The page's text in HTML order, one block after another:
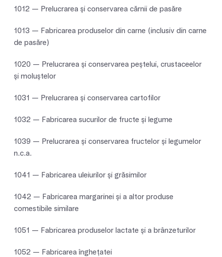
1012 — Prelucrarea şi conservarea cărnii de pasăre
1013 — Fabricarea produselor din carne (inclusiv din carne
de pasăre)
1020 — Prelucrarea şi conservarea peştelui, crustaceelor
şi moluştelor
1031 — Prelucrarea şi conservarea cartofilor
1032 — Fabricarea sucurilor de fructe şi legume
1039 — Prelucrarea şi conservarea fructelor şi legumelor
n.c.a.
1041 — Fabricarea uleiurilor şi grăsimilor
1042 — Fabricarea margarinei şi a altor produse
comestibile similare
1051 — Fabricarea produselor lactate şi a brânzeturilor
1052 — Fabricarea îngheţatei